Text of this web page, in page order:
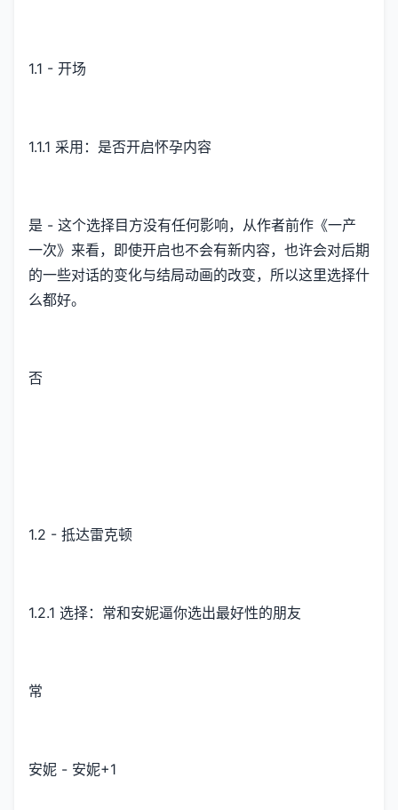
1.1 - 开场
1.1.1 采用：是否开启怀孕内容
是 - 这个选择目方没有任何影响，从作者前作《一产
一次》来看，即使开启也不会有新内容，也许会对后期
的一些对话的变化与结局动画的改变，所以这里选择什
么都好。
否
1.2 - 抵达雷克顿
1.2.1 选择：常和安妮逼你选出最好性的朋友
常
安妮 - 安妮+1